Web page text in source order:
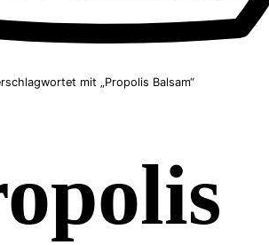
mit „Propolis Balsam“